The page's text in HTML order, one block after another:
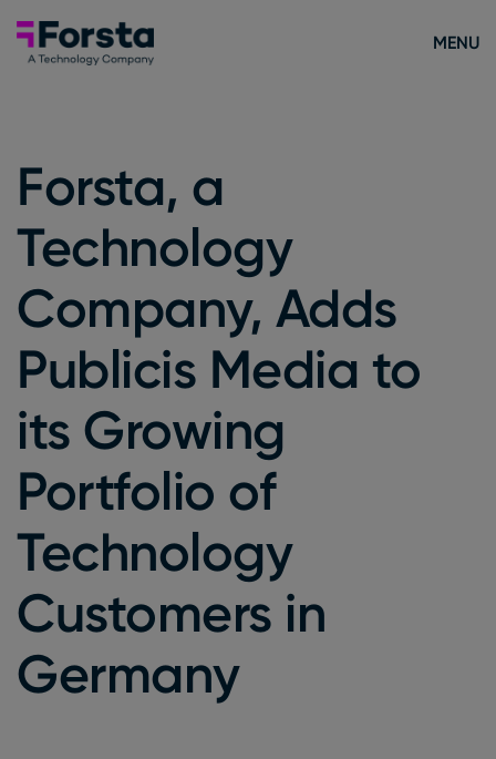
Forsta Deutsch
MENU
Forsta, a
Technology
Company, Adds
Publicis Media to
its Growing
Portfolio of
Technology
Customers in
Germany